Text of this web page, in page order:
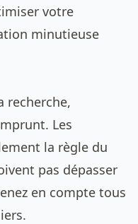
votre
minutieuse
recherche,
Les
la règle du
pas dépasser
en compte tous